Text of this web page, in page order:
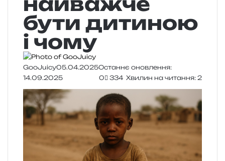
бути дитиною
і чому
GooJuicy05.04.2025Останнє оновлення:
14.09.2025
0 334 Хвилин на читання: 2